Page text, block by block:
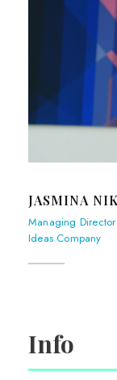
JASMINA
Managing
Ideas Company
Info